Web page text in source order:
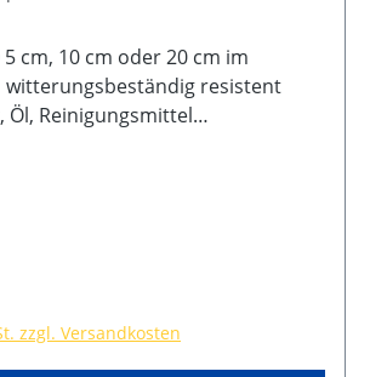
5 cm, 10 cm oder 20 cm im
resistent
Öl, Reinigungsmittel
zzgl. Versandkosten